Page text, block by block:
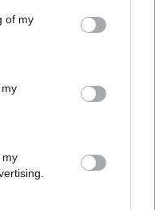
ogni giorno per
spesso viene
a fare ancora meglio,
sulla qualità dei servizi
territoriale. Essere
motivo di orgoglio, ma
ascoltare e